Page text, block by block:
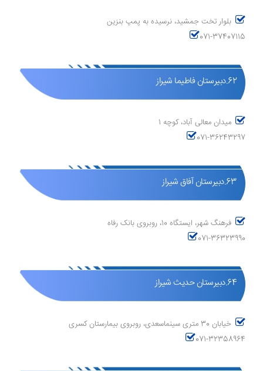
بلوار تخت جمشید، نرسیده به پمپ بنزین
071-37407115
62.دبیرستان فاطیما شیراز
میدان معالی آباد، کوچه 1
071-36243297
63.دبیرستان آفاق شیراز
فرهنگ شهر، ایستگاه 10، روبروی بانک رفاه
071-36323990
64.دبیرستان حدیث شیراز
خیابان 30 متری سینماسعدی، روبروی بیمارستان کسری
071-32358964